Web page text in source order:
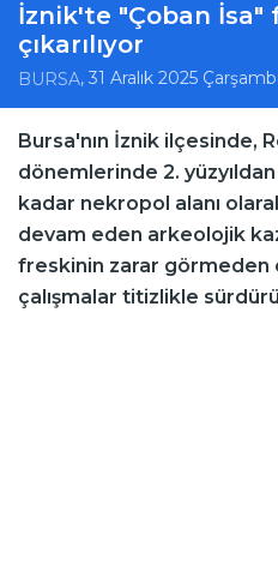
İznik'te "Çoban İsa"
çıkarılıyor
BURSA, 31 Aralık 2025
Bursa'nın İznik ilçesinde,
dönemlerinde 2. yüzyıldan
kadar nekropol alanı
devam eden arkeolojik
freskinin zarar görmeden
çalışmalar titizlikle